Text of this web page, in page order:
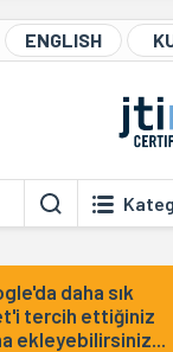
ENGLISH
daha sık
tercih ettiğiniz
ekleyebilirsiniz...